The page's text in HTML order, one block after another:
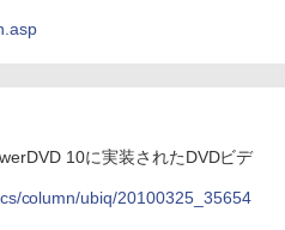
10に実装されたDVDビデ
column/ubiq/20100325_35654